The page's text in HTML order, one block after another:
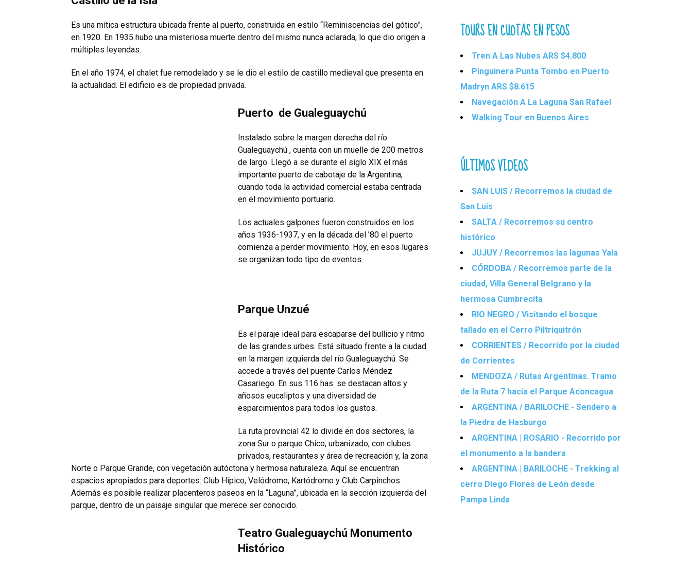
Es una mítica estructura ubicada frente al puerto, construida en estilo “Reminiscencias del gótico”,
en 1920. En 1935 hubo una misteriosa muerte dentro del mismo nunca aclarada, lo que dio origen a
múltiples leyendas.
En el año 1974, el chalet fue remodelado y se le dio el estilo de castillo medieval que presenta en
la actualidad. El edificio es de propiedad privada.
Puerto de Gualeguaychú
Instalado sobre la margen derecha del río
Gualeguaychú , cuenta con un muelle de 200 metros
de largo. Llegó a se durante el siglo XIX el más
importante puerto de cabotaje de la Argentina,
cuando toda la actividad comercial estaba centrada
en el movimiento portuario.
Los actuales galpones fueron construidos en los
años 1936-1937, y en la década del ’80 el puerto
comienza a perder movimiento. Hoy, en esos lugares
se organizan todo tipo de eventos.
Parque Unzué
Es el paraje ideal para escaparse del bullicio y ritmo
de las grandes urbes. Está situado frente a la ciudad
en la margen izquierda del río Gualeguaychú. Se
accede a través del puente Carlos Méndez
Casariego. En sus 116 has. se destacan altos y
añosos eucaliptos y una diversidad de
esparcimientos para todos los gustos.
La ruta provincial 42 lo divide en dos sectores, la
zona Sur o parque Chico, urbanizado, con clubes
privados, restaurantes y área de recreación y, la zona
Norte o Parque Grande, con vegetación autóctona y hermosa naturaleza. Aquí se encuentran
espacios apropiados para deportes: Club Hípico, Velódromo, Kartódromo y Club Carpinchos.
Además es posible realizar placenteros paseos en la “Laguna”, ubicada en la sección izquierda del
parque, dentro de un paisaje singular que merece ser conocido.
Teatro Gualeguaychú Monumento
Histórico
TOURS EN CUOTAS EN PESOS
Tren A Las Nubes ARS $4.800
Pinguinera Punta Tombo en Puerto
Madryn ARS $8.615
Navegación A La Laguna San Rafael
Walking Tour en Buenos Aires
ÚLTIMOS VIDEOS
SAN LUIS / Recorremos la ciudad de
San Luis
SALTA / Recorremos su centro
histórico
JUJUY / Recorremos las lagunas Yala
CÓRDOBA / Recorremos parte de la
ciudad, Villa General Belgrano y la
hermosa Cumbrecita
RIO NEGRO / Visitando el bosque
tallado en el Cerro Piltriquitrón
CORRIENTES / Recorrido por la ciudad
de Corrientes
MENDOZA / Rutas Argentinas. Tramo
de la Ruta 7 hacia el Parque Aconcagua
ARGENTINA / BARILOCHE - Sendero a
la Piedra de Hasburgo
ARGENTINA | ROSARIO - Recorrido por
el monumento a la bandera
ARGENTINA | BARILOCHE - Trekking al
cerro Diego Flores de León desde
Pampa Linda